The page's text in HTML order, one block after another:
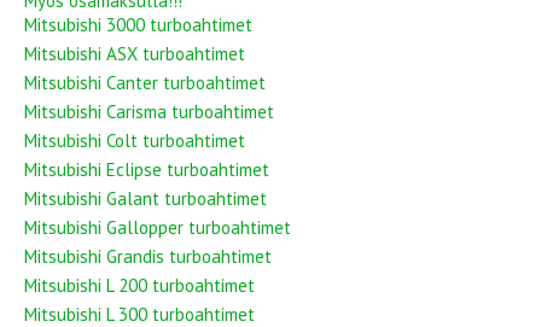
Mitsubishi 3000 turboahtimet
Mitsubishi ASX turboahtimet
Mitsubishi Canter turboahtimet
Mitsubishi Carisma turboahtimet
Mitsubishi Colt turboahtimet
Mitsubishi Eclipse turboahtimet
Mitsubishi Galant turboahtimet
Mitsubishi Gallopper turboahtimet
Mitsubishi Grandis turboahtimet
Mitsubishi L 200 turboahtimet
Mitsubishi L 300 turboahtimet